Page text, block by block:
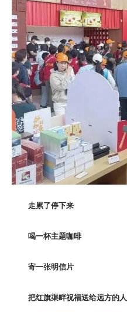
走累了停下来
喝一杯主题咖啡
寄一张明信片
把红旗渠畔祝福送给远方的人